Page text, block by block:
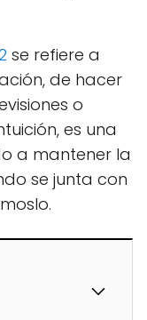
se refiere a
de hacer
o
es una
a mantener la
se junta con